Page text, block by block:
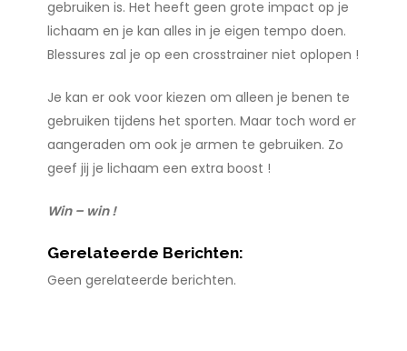
gebruiken is. Het heeft geen grote impact op je
lichaam en je kan alles in je eigen tempo doen.
Blessures zal je op een crosstrainer niet oplopen !
Je kan er ook voor kiezen om alleen je benen te
gebruiken tijdens het sporten. Maar toch word er
aangeraden om ook je armen te gebruiken. Zo
geef jij je lichaam een extra boost !
Win – win !
Gerelateerde Berichten:
Geen gerelateerde berichten.